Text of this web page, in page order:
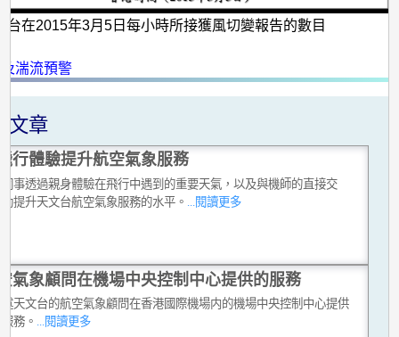
在2015年3月5日每小時所接獲風切變報告的數目
湍流預警
文章
行體驗提升航空氣象服務
事透過親身體驗在飛行中遇到的重要天氣，以及與機師的直接交
提升天文台航空氣象服務的水平。 ...閱讀更多
氣象顧問在機場中央控制中心提供的服務
天文台的航空氣象顧問在香港國際機場内的機場中央控制中心提供
務。 ...閱讀更多